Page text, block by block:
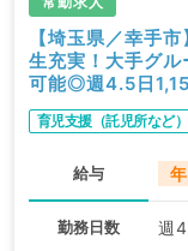
【埼玉県／幸手
生充実！大手グ
可能◎週4.5日
育児支援（託児所など）
給与
勤務日数 週